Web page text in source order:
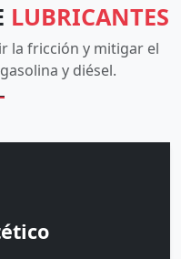
LUBRICANTES
la fricción y mitigar el
y diésel.